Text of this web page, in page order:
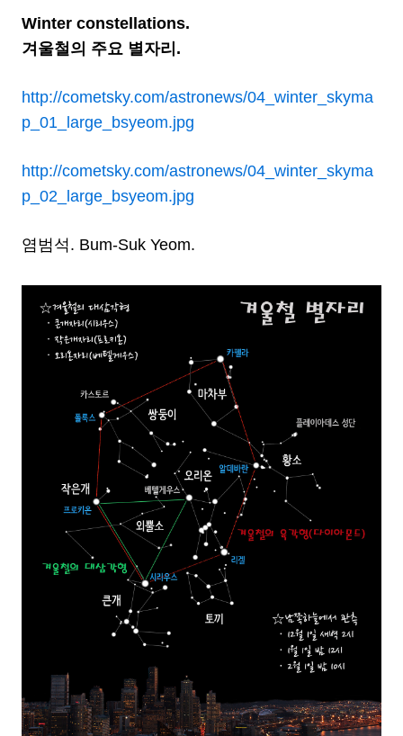
Winter constellations.
겨울철의 주요 별자리.
http://cometsky.com/astronews/04_winter_skyma
p_01_large_bsyeom.jpg
http://cometsky.com/astronews/04_winter_skyma
p_02_large_bsyeom.jpg
염범석. Bum-Suk Yeom.